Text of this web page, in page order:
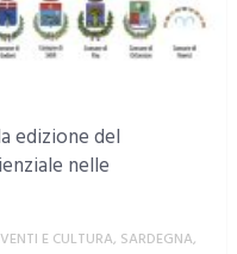
edizione del
nelle
E CULTURA, SARDEGNA,